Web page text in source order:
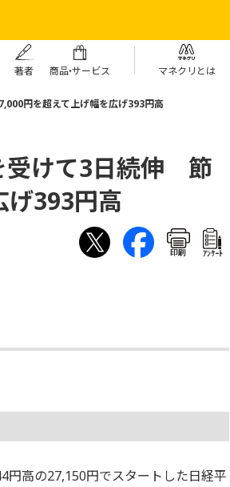
著者 商品・サービス マネクリとは
円を超えて上げ幅を広げ393円高
受けて3日続伸 節
げ393円高
印刷 ｱﾝｹｰﾄ
円高の27,150円でスタートした日経平